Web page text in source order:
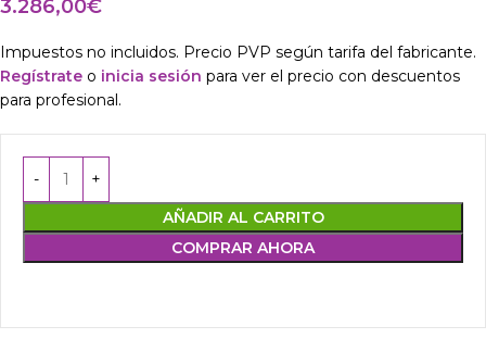
3.286,00€
Impuestos no incluidos. Precio PVP según tarifa del fabricante.
Regístrate o inicia sesión para ver el precio con descuentos
para profesional.
AÑADIR AL CARRITO
COMPRAR AHORA